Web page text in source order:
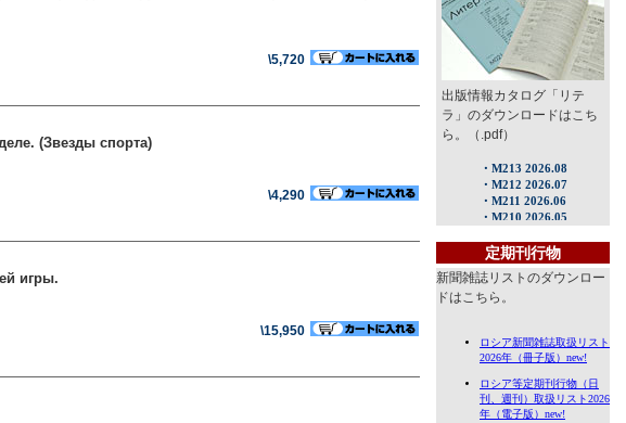
\5,720
(Звезды спорта)
\4,290
игры.
\15,950
出版情報カタログ「リテ
ラ」のダウンロードはこち
ら。（.pdf）
定期刊行物
新聞雑誌リストのダウンロー
ドはこちら。